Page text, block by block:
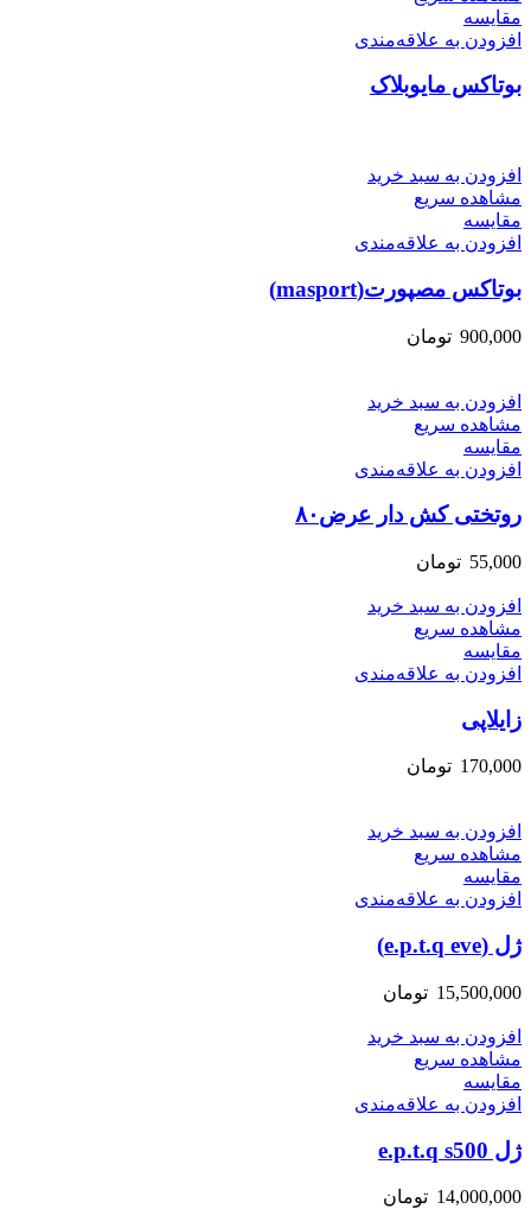
مقایسه
افزودن به علاقه‌مندی
بوتاکس مایوبلاک
افزودن به سبد خرید
مشاهده سریع
مقایسه
افزودن به علاقه‌مندی
بوتاکس مصپورت(masport)
900,000 تومان
افزودن به سبد خرید
مشاهده سریع
مقایسه
افزودن به علاقه‌مندی
روتختی کش دار عرض۸۰
55,000 تومان
افزودن به سبد خرید
مشاهده سریع
مقایسه
افزودن به علاقه‌مندی
زایلاپی
170,000 تومان
افزودن به سبد خرید
مشاهده سریع
مقایسه
افزودن به علاقه‌مندی
ژل (e.p.t.q eve)
15,500,000 تومان
افزودن به سبد خرید
مشاهده سریع
مقایسه
افزودن به علاقه‌مندی
ژل e.p.t.q s500
14,000,000 تومان